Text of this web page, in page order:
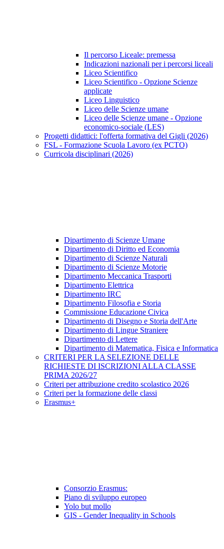
Il percorso Liceale: premessa
Indicazioni nazionali per i percorsi liceali
Liceo Scientifico
Liceo Scientifico - Opzione Scienze
applicate
Liceo Linguistico
Liceo delle Scienze umane
Liceo delle Scienze umane - Opzione
economico-sociale (LES)
Progetti didattici: l'offerta formativa del Gigli (2026)
FSL - Formazione Scuola Lavoro (ex PCTO)
Curricola disciplinari (2026)
Dipartimento di Scienze Umane
Dipartimento di Diritto ed Economia
Dipartimento di Scienze Naturali
Dipartimento di Scienze Motorie
Dipartimento Meccanica Trasporti
Dipartimento Elettrica
Dipartimento IRC
Dipartimento Filosofia e Storia
Commissione Educazione Civica
Dipartimento di Disegno e Storia dell'Arte
Dipartimento di Lingue Straniere
Dipartimento di Lettere
Dipartimento di Matematica, Fisica e Informatica
CRITERI PER LA SELEZIONE DELLE
RICHIESTE DI ISCRIZIONI ALLA CLASSE
PRIMA 2026/27
Criteri per attribuzione credito scolastico 2026
Criteri per la formazione delle classi
Erasmus+
Consorzio Erasmus:
Piano di sviluppo europeo
Yolo but mollo
GIS - Gender Inequality in Schools